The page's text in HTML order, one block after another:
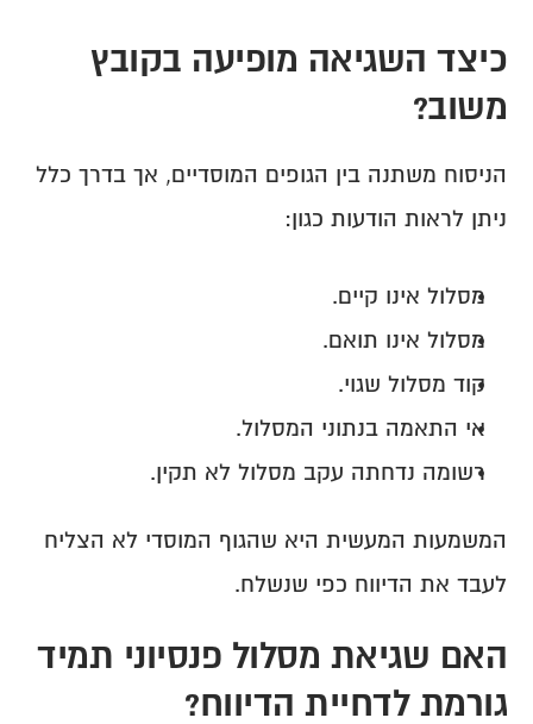
משוב?
ניתן לראות הודעות כגון:
מסלול אינו קיים.
מסלול אינו תואם.
קוד מסלול שגוי.
אי התאמה בנתוני המסלול.
רשומה נדחתה עקב מסלול לא תקין.
לעבד את הדיווח כפי שנשלח.
גורמת לדחיית הדיווח?